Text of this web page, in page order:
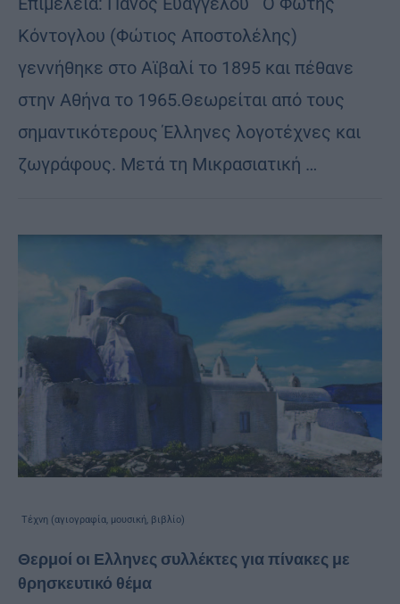
Κόντογλου (Φώτιος Αποστολέλης)
γεννήθηκε στο Αϊβαλί το 1895 και πέθανε
στην Αθήνα το 1965.Θεωρείται από τους
σημαντικότερους Έλληνες λογοτέχνες και
ζωγράφους. Μετά τη Μικρασιατική …
Τέχνη (αγιογραφία, μουσική, βιβλίο)
Θερμοί οι Ελληνες συλλέκτες για πίνακες με
θρησκευτικό θέμα